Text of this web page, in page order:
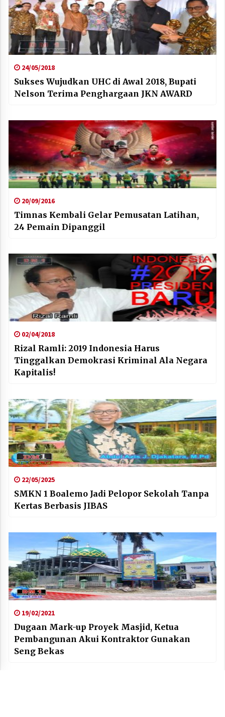
24/05/2018
Sukses Wujudkan UHC di Awal 2018, Bupati
Nelson Terima Penghargaan JKN AWARD
20/09/2016
Timnas Kembali Gelar Pemusatan Latihan,
24 Pemain Dipanggil
02/04/2018
Rizal Ramli: 2019 Indonesia Harus
Tinggalkan Demokrasi Kriminal Ala Negara
Kapitalis!
22/05/2025
SMKN 1 Boalemo Jadi Pelopor Sekolah Tanpa
Kertas Berbasis JIBAS
19/02/2021
Dugaan Mark-up Proyek Masjid, Ketua
Pembangunan Akui Kontraktor Gunakan
Seng Bekas